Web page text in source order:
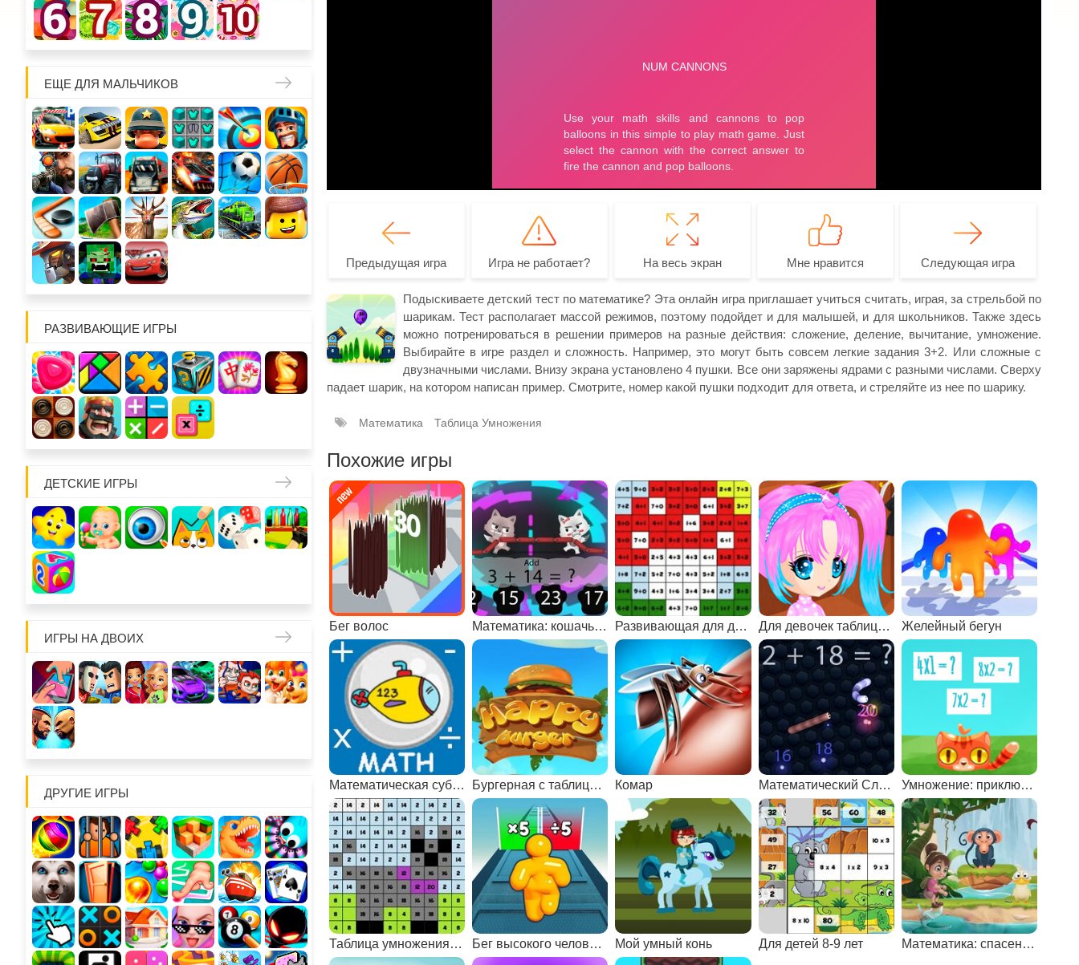
ЕЩЕ ДЛЯ МАЛЬЧИКОВ
РАЗВИВАЮЩИЕ ИГРЫ
ДЕТСКИЕ ИГРЫ
ИГРЫ НА ДВОИХ
ДРУГИЕ ИГРЫ
Предыдущая игра Игра не работает? На весь экран Мне нравится Следующая игра
Подыскиваете детский тест по математике? Эта онлайн игра приглашает учиться считать, играя, за стрельбой по
шарикам. Тест располагает массой режимов, поэтому подойдет и для малышей, и для школьников. Также здесь
можно потренироваться в решении примеров на разные действия: сложение, деление, вычитание, умножение.
Выбирайте в игре раздел и сложность. Например, это могут быть совсем легкие задания 3+2. Или сложные с
двузначными числами. Внизу экрана установлено 4 пушки. Все они заряжены ядрами с разными числами. Сверху
падает шарик, на котором написан пример. Смотрите, номер какой пушки подходит для ответа, и стреляйте из нее по шарику.
Математика Таблица Умножения
Похожие игры
Бег волос Математика: кошачьи войны Развивающая для детей 5 лет Для девочек таблица умножения Желейный бегун
Математическая субмарина Бургерная с таблицей умножения Комар Математический Слизарио Умножение: приключения кота
Таблица умножения: мозаика Бег высокого человека Мой умный конь Для детей 8-9 лет Математика: спасение животных